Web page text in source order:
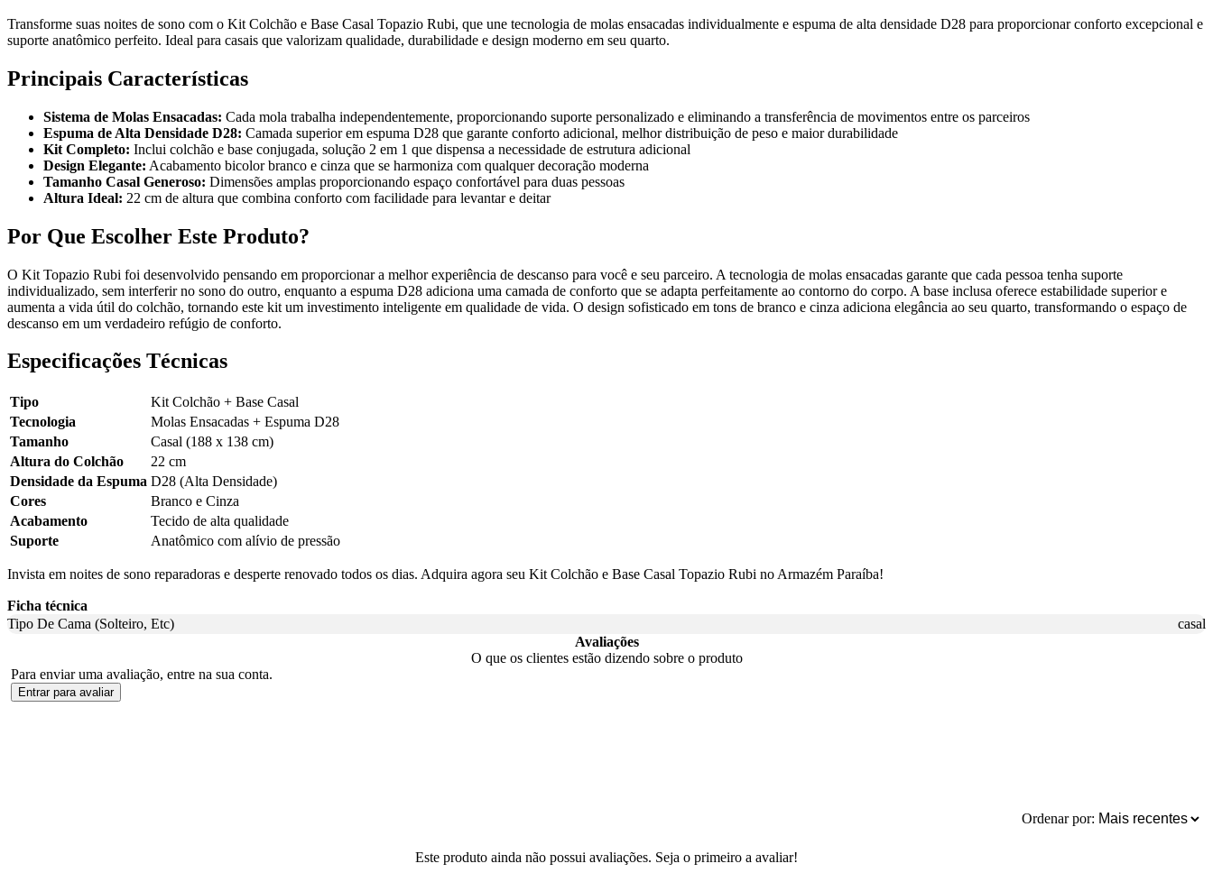
Transforme suas noites de sono com o Kit Colchão e Base Casal Topazio Rubi, que une tecnologia de molas ensacadas individualmente e espuma de alta densidade D28 para proporcionar conforto excepcional e
suporte anatômico perfeito. Ideal para casais que valorizam qualidade, durabilidade e design moderno em seu quarto.
Principais Características
Sistema de Molas Ensacadas: Cada mola trabalha independentemente, proporcionando suporte personalizado e eliminando a transferência de movimentos entre os parceiros
Espuma de Alta Densidade D28: Camada superior em espuma D28 que garante conforto adicional, melhor distribuição de peso e maior durabilidade
Kit Completo: Inclui colchão e base conjugada, solução 2 em 1 que dispensa a necessidade de estrutura adicional
Design Elegante: Acabamento bicolor branco e cinza que se harmoniza com qualquer decoração moderna
Tamanho Casal Generoso: Dimensões amplas proporcionando espaço confortável para duas pessoas
Altura Ideal: 22 cm de altura que combina conforto com facilidade para levantar e deitar
Por Que Escolher Este Produto?
O Kit Topazio Rubi foi desenvolvido pensando em proporcionar a melhor experiência de descanso para você e seu parceiro. A tecnologia de molas ensacadas garante que cada pessoa tenha suporte
individualizado, sem interferir no sono do outro, enquanto a espuma D28 adiciona uma camada de conforto que se adapta perfeitamente ao contorno do corpo. A base inclusa oferece estabilidade superior e
aumenta a vida útil do colchão, tornando este kit um investimento inteligente em qualidade de vida. O design sofisticado em tons de branco e cinza adiciona elegância ao seu quarto, transformando o espaço de
descanso em um verdadeiro refúgio de conforto.
Especificações Técnicas
Tipo
Kit Colchão + Base Casal
Tecnologia
Molas Ensacadas + Espuma D28
Tamanho
Casal (188 x 138 cm)
Altura do Colchão
22 cm
Densidade da Espuma D28 (Alta Densidade)
Cores
Branco e Cinza
Acabamento
Tecido de alta qualidade
Suporte
Anatômico com alívio de pressão
Invista em noites de sono reparadoras e desperte renovado todos os dias. Adquira agora seu Kit Colchão e Base Casal Topazio Rubi no Armazém Paraíba!
Ficha técnica
Tipo De Cama (Solteiro, Etc)
casal
Avaliações
O que os clientes estão dizendo sobre o produto
Para enviar uma avaliação, entre na sua conta.
Entrar para avaliar
Ordenar por:
Este produto ainda não possui avaliações. Seja o primeiro a avaliar!